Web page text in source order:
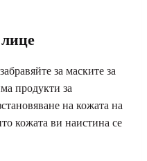
за маските за
продукти за
на кожата на
кожата ви наистина се